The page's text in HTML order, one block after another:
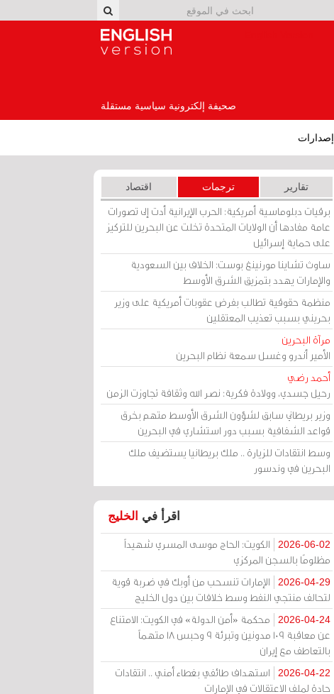
صحيفة إلكترونية سياسية مستقلة
إصدارات
تقارير ترجمات اقتصاد
برقيات دبلوماسية أمريكية: الحرب الإيرانية أدت إلى تصورات
عامة مفادها أن الولايات المتحدة تخلت عن البحرين للتركيز
على حماية إسرائيل
ساوث تشاينا مورنينغ بوست: الخلاف بين السعودية
والإمارات يهدد بتمزيق الشرق الأوسط
منظمة حقوقية تطالب بفرض عقوبات أمريكية على وزير
بحريني بسبب تعذيب المعتقلين
مرآة البحرين
الأمير أندرو وغسل سمعة نظام البحرين
أحمد رضي
رحيل جسدي، وولادة فكرية: نصر الله وثقافة تجاوزت الزمن
وزير بريطاني سابق لشؤون الشرق الأوسط متهم بخرق
قواعد الشفافية بسبب دور استشاري في البحرين
وسط انتقادات للزيارة .. ملك بريطانيا يستضيف ملك
البحرين في وندسور
اقرأ في الخليج
2026-06-02
الكويت: الحاج موسى المسري شهيداً
مظلومًا بالسجن المركزي
2026-04-29
الإمارات تنسحب من أوبك في ضربة قوية
لتحالف منتجي النفط وسط خلافات بين دول الخليج
2026-04-24
محكمة «أمن الدولة» في الكويت: الامتناع
عن معاقبة 109 مدونين وتبرئة 9 وحبس 18 متهماً
بالتعاطف مع إيران
2026-04-22
استهداف طائفي بغطاء أمني .. انتقادات
حادة لملف الاعتقالات في الإمارات